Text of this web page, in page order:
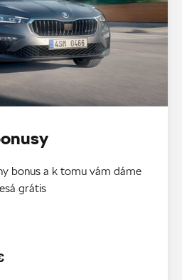
bonus a k tomu vám dáme
grátis